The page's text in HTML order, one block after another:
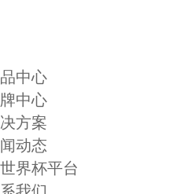
中心
中心
方案
动态
界杯平台